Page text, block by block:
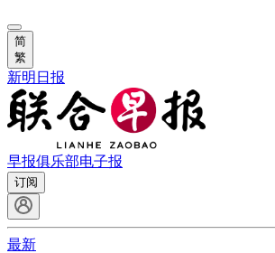
简
繁
新明日报
早报俱乐部电子报
订阅
最新